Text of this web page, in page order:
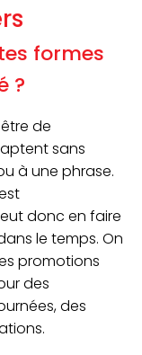
formes
?
de
sans
à une phrase.
donc en faire
le temps. On
promotions
des
des